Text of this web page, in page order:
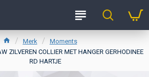
Merk
Moments
ZILVEREN COLLIER MET HANGER GERHODINEE
RD HARTJE